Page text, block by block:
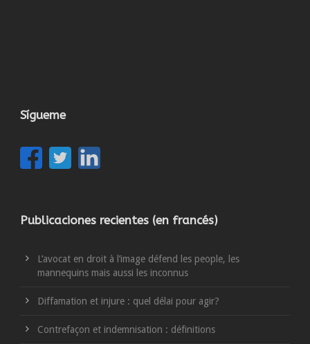
Sígueme
Publicaciones recientes (en francés)
L’avocat en droit à l’image défend les people, les
mannequins mais aussi les inconnus
Diffamation et injure : quel délai pour agir?
Contrefaçon et indemnisation : définitions